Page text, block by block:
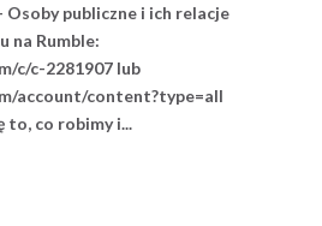
publiczne i ich relacje
na Rumble:
c/c-2281907 lub
account/content?type=all
to, co robimy i...